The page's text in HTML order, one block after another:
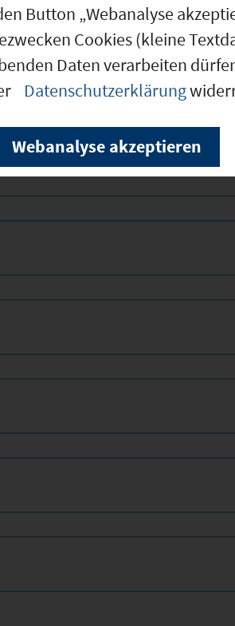
320
Button „Webanalyse
Cookies (kleine
Daten verarbeiten
Datenschutzerklärung
Webanalyse akzeptieren